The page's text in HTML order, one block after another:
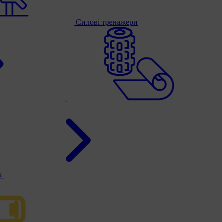
Силові тренажери